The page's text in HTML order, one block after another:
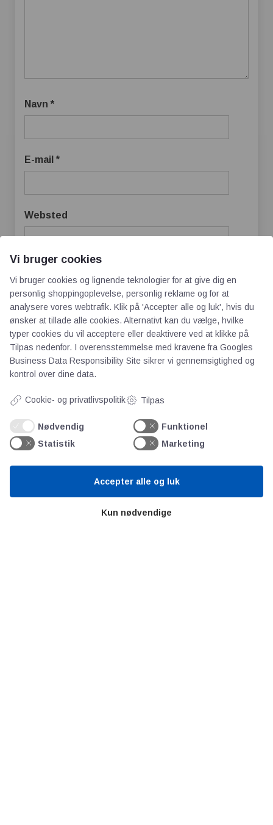
Navn *
E-mail *
Websted
Gem mit navn, mail og websted i denne
browser til næste gang jeg kommenterer.
AOT
Vi bruger cookies
Vi bruger cookies og lignende teknologier for at give dig en
personlig shoppingoplevelse, personlig reklame og for at
analysere vores webtrafik. Klik på 'Accepter alle og luk', hvis du
ønsker at tillade alle cookies. Alternativt kan du vælge, hvilke
typer cookies du vil acceptere eller deaktivere ved at klikke på
Tilpas nedenfor. I overensstemmelse med kravene fra Googles
Business Data Responsibility Site sikrer vi gennemsigtighed og
kontrol over dine data.
Cookie- og privatlivspolitik Tilpas
Nødvendig
Funktionel
Statistik
Marketing
Kun nødvendige
Accepter alle og luk